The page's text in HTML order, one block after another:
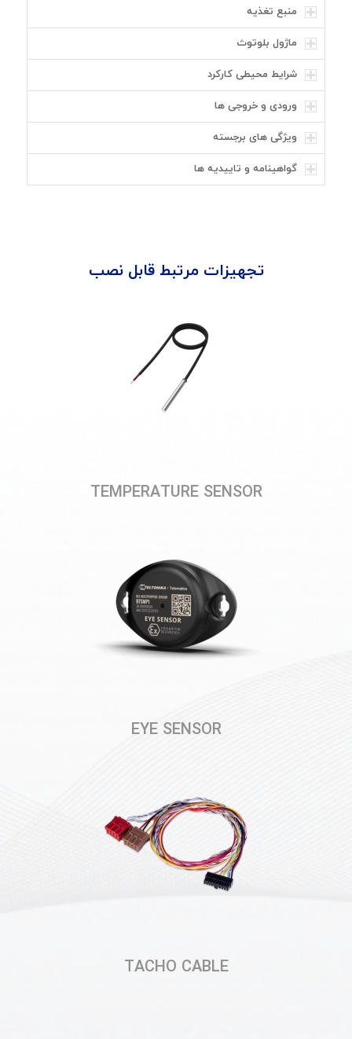
منبع تغذیه
ماژول بلوتوث
شرایط محیطی کارکرد
ورودی و خروجی ها
ویژگی های برجسته
گواهینامه و تاییدیه ها
تجهیزات مرتبط قابل نصب
TEMPERATURE SENSOR
EYE SENSOR
TACHO CABLE